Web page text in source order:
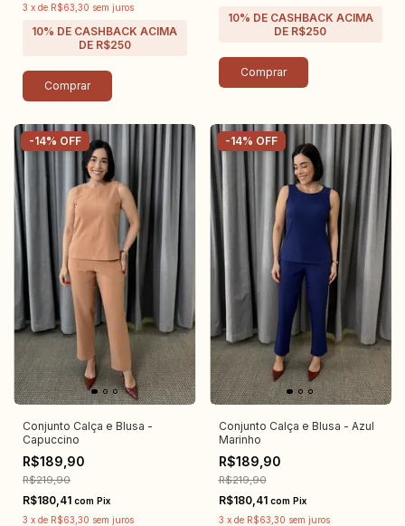
3 x de R$63,30 sem juros
Comprar
Comprar
Conjunto Calça e Blusa -
Capuccino
R$189,90
-14% OFF
R$219,90
R$180,41 com Pix
3 x de R$63,30 sem juros
Conjunto Calça e Blusa - Azul
Marinho
R$189,90
-14% OFF
R$219,90
R$180,41 com Pix
3 x de R$63,30 sem juros